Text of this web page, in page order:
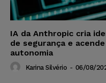
IA da Anthropic cria
de segurança e
autonomia
Karina Silvério - 06/08/